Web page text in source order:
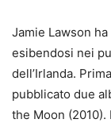
Jamie Lawson
esibendosi nei
dell’Irlanda.
pubblicato due
the Moon (2010).